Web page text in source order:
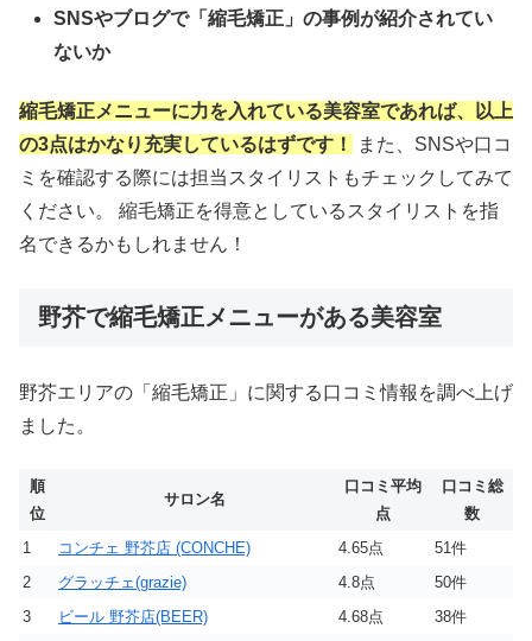
SNSやブログで「縮毛矯正」の事例が紹介されてい
ないか
縮毛矯正メニューに力を入れている美容室であれば、以上
の3点はかなり充実しているはずです！
また、SNSや口コ
ミを確認する際には担当スタイリストもチェックしてみて
ください。 縮毛矯正を得意としているスタイリストを指
名できるかもしれません！
野芥で縮毛矯正メニューがある美容室
野芥エリアの「縮毛矯正」に関する口コミ情報を調べ上げ
ました。
順
位
サロン名
口コミ平均
点
口コミ総
数
1
コンチェ 野芥店 (CONCHE) 4.65点
51件
2
グラッチェ(grazie) 4.8点
50件
3
ビール 野芥店(BEER) 4.68点 38件